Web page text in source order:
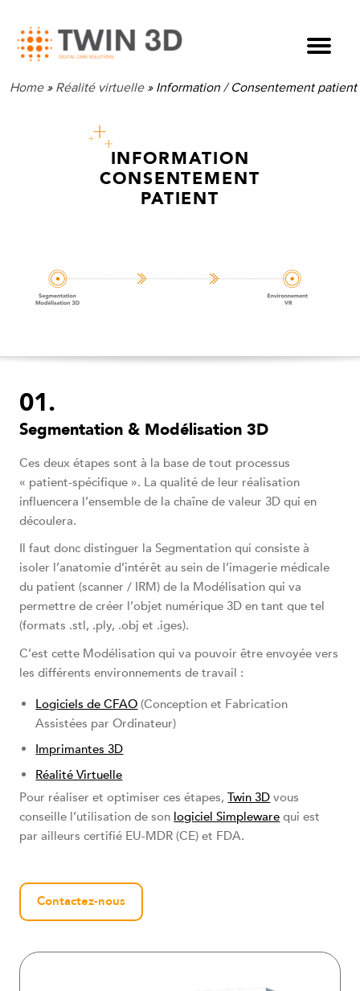
Home» Réalité virtuelle» Information / Consentement patient
INFORMATION
CONSENTEMENT
PATIENT
Segmentation & Modélisation 3D
Ces deux étapes sont à la base de tout processus
« patient-spécifique ». La qualité de leur réalisation
influencera l’ensemble de la chaîne de valeur 3D qui en
découlera.
Il faut donc distinguer la Segmentation qui consiste à
isoler l’anatomie d’intérêt au sein de l’imagerie médicale
du patient (scanner / IRM) de la Modélisation qui va
permettre de créer l’objet numérique 3D en tant que tel
(formats .stl, .ply, .obj et .iges).
C’est cette Modélisation qui va pouvoir être envoyée vers
les différents environnements de travail :
Logiciels de CFAO(Conception et Fabrication
Assistées par Ordinateur)
Imprimantes 3D
Réalité Virtuelle
Pour réaliser et optimiser ces étapes,Twin 3Dvous
conseille l’utilisation de son logiciel Simplewarequi est
par ailleurs certifié EU-MDR (CE) et FDA.
Contactez-nous